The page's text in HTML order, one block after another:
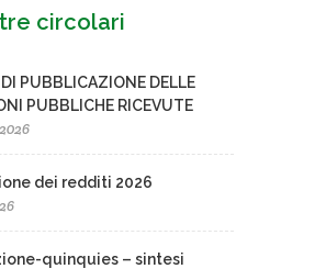
circolari
PUBBLICAZIONE DELLE
PUBBLICHE RICEVUTE
dei redditi 2026
quinquies – sintesi